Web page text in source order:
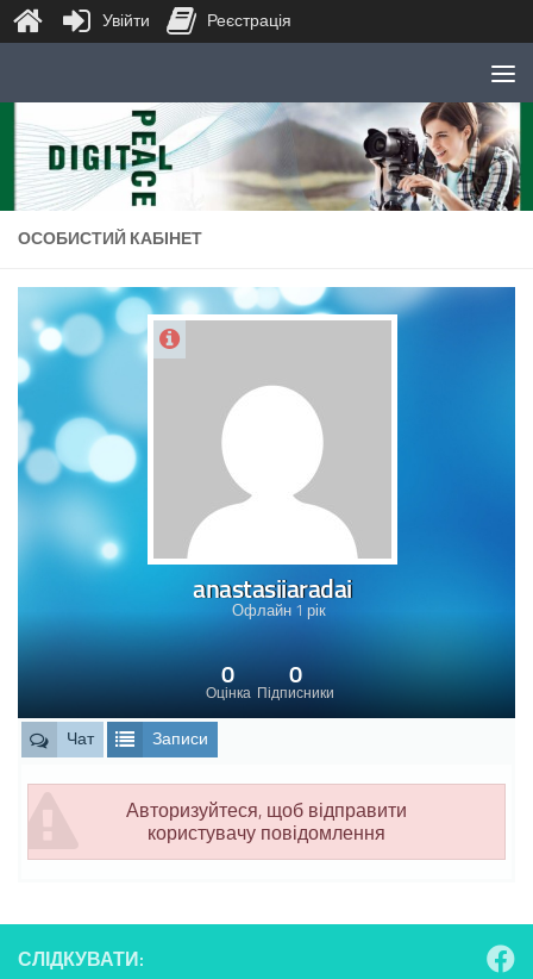
Skip to content
ОСОБИСТИЙ КАБІНЕТ
anastasiiaradai
Офлайн 1 рік
Оцінка
0
Підписники
0
Чат Записи
Авторизуйтеся, щоб відправити
користувачу повідомлення
СЛІДКУВАТИ:
Увійти Реєстрація